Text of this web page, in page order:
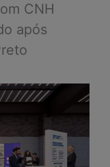
CNH
após